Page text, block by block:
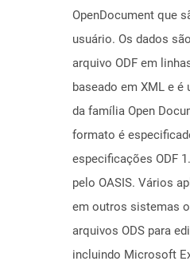
OpenDocument que
usuário. Os dados
arquivo ODF em
baseado em XML e
da família Open
formato é
especificações ODF
pelo OASIS. Vários
em outros sistemas
arquivos ODS para
incluindo Microsoft